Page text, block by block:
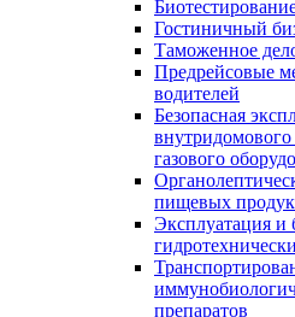
Гостиничный
Таможенное
Предрейсовые
водителей
Безопасная
газового
пищевых
Эксплуатация и
препаратов